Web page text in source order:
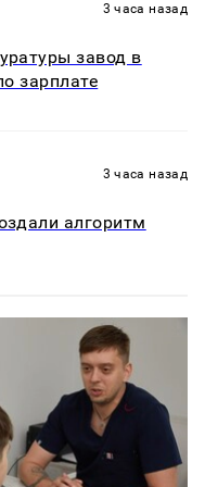
3 часа назад
завод в
зарплате
3 часа назад
алгоритм